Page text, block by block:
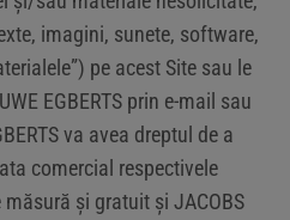
imagini, sunete, software,
pe acest Site sau le
EGBERTS prin e-mail sau
va avea dreptul de a
comercial respectivele
și gratuit şi JACOBS